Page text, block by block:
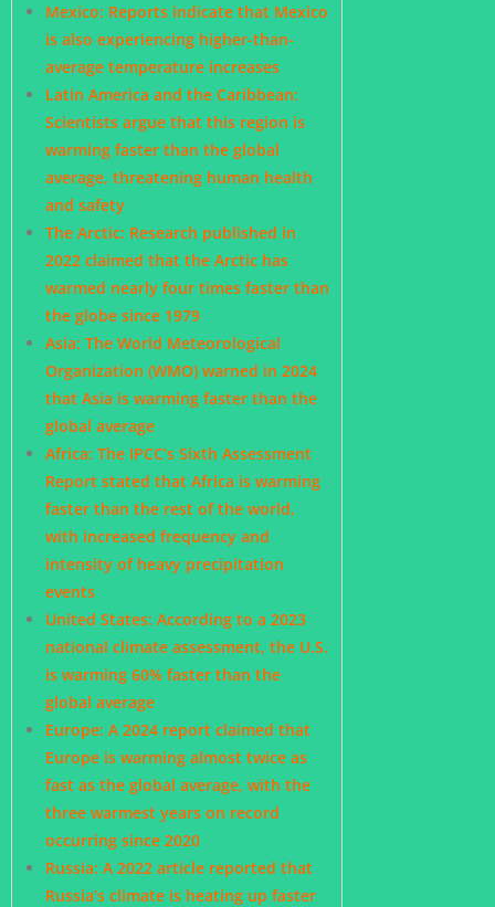
Mexico: Reports indicate that Mexico
is also experiencing higher-than-
average temperature increases
Latin America and the Caribbean:
Scientists argue that this region is
warming faster than the global
average, threatening human health
and safety
The Arctic: Research published in
2022 claimed that the Arctic has
warmed nearly four times faster than
the globe since 1979
Asia: The World Meteorological
Organization (WMO) warned in 2024
that Asia is warming faster than the
global average
Africa: The IPCC’s Sixth Assessment
Report stated that Africa is warming
faster than the rest of the world,
with increased frequency and
intensity of heavy precipitation
events
United States: According to a 2023
national climate assessment, the U.S.
is warming 60% faster than the
global average
Europe: A 2024 report claimed that
Europe is warming almost twice as
fast as the global average, with the
three warmest years on record
occurring since 2020
Russia: A 2022 article reported that
Russia’s climate is heating up faster